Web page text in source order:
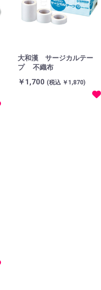
大和漢 サージカルテー
プ 不織布
￥1,700 (税込 ￥1,870)